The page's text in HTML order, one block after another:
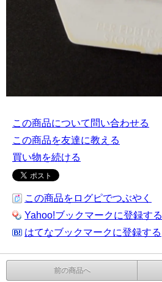
この商品について問い合わせる
この商品を友達に教える
買い物を続ける
この商品をログピでつぶやく
Yahoo!ブックマークに登録する
はてなブックマークに登録する
前の商品へ